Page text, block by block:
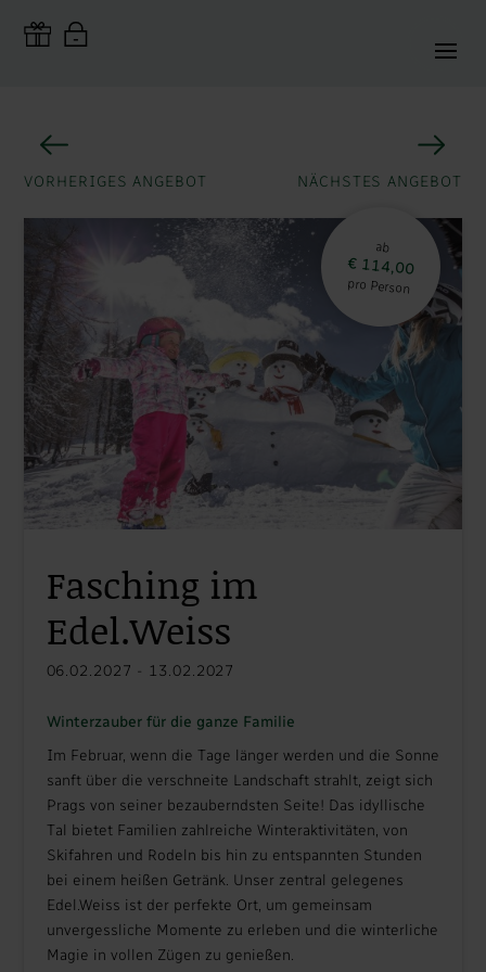
VORHERIGES ANGEBOT NÄCHSTES ANGEBOT
ab
€ 114,00
pro Person
Fasching im
Edel.Weiss
06.02.2027 - 13.02.2027
Winterzauber für die ganze Familie
Im Februar, wenn die Tage länger werden und die Sonne
sanft über die verschneite Landschaft strahlt, zeigt sich
Prags von seiner bezauberndsten Seite! Das idyllische
Tal bietet Familien zahlreiche Winteraktivitäten, von
Skifahren und Rodeln bis hin zu entspannten Stunden
bei einem heißen Getränk. Unser zentral gelegenes
Edel.Weiss ist der perfekte Ort, um gemeinsam
unvergessliche Momente zu erleben und die winterliche
Magie in vollen Zügen zu genießen.